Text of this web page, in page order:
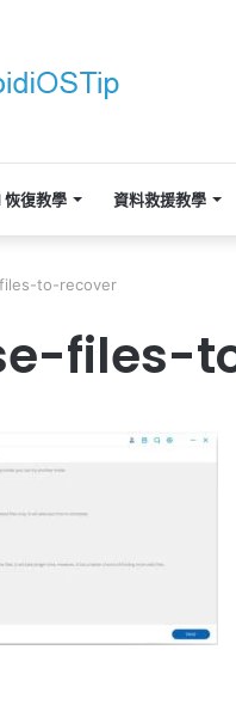
復教學 資料救援教學
to-recover
files-